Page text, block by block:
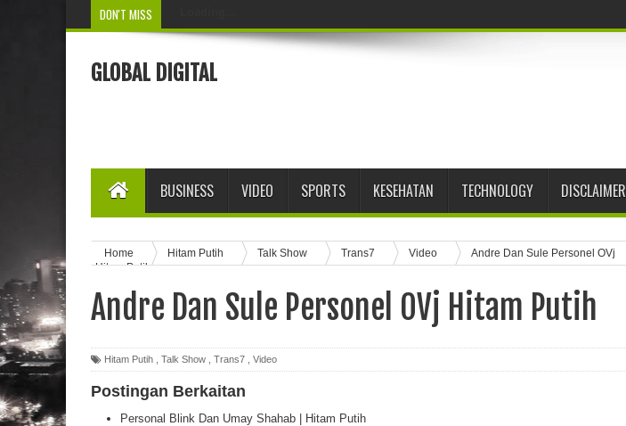
DON'T MISS
GLOBAL DIGITAL
BUSINESS VIDEO SPORTS KESEHATAN TECHNOLOGY DISCLAIMER
Home Hitam Putih Talk Show Trans7 Video
Andre Dan Sule Personel OVj
Hitam Putih
Andre Dan Sule Personel OVj Hitam Putih
Hitam Putih Talk Show Trans7 Video
Postingan Berkaitan
Personal Blink Dan Umay Shahab | Hitam Putih